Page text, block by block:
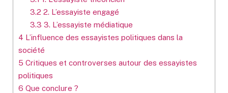
3.2 2. L’essayiste engagé
3.3 3. L’essayiste médiatique
4 L’influence des essayistes politiques dans la
société
5 Critiques et controverses autour des essayistes
politiques
6 Que conclure ?